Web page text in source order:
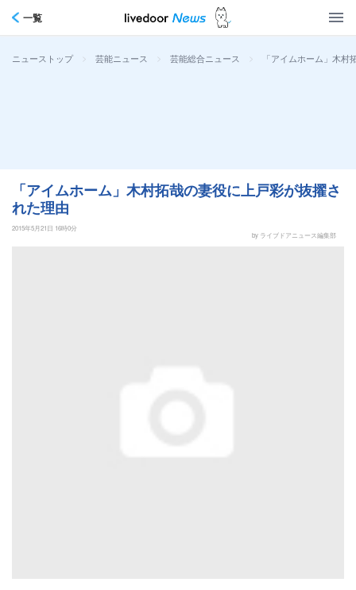
一覧
ニューストップ > 芸能ニュース > 芸能総合ニュース > 「アイムホーム」木
「アイムホーム」木村拓哉の妻役に上戸彩が抜擢さ
れた理由
2015年5月21日 16時0分
by ライブドアニュース編集部